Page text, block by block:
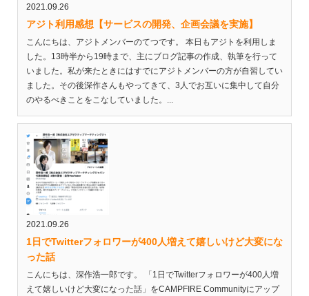
2021.09.26
アジト利用感想【サービスの開発、企画会議を実施】
こんにちは、アジトメンバーのてつです。 本日もアジトを利用しま
した。13時半から19時まで、主にブログ記事の作成、執筆を行って
いました。私が来たときにはすでにアジトメンバーの方が自習してい
ました。その後深作さんもやってきて、3人でお互いに集中して自分
のやるべきことをこなしていました。...
2021.09.26
1日でTwitterフォロワーが400人増えて嬉しいけど大変にな
った話
こんにちは、深作浩一郎です。 「1日でTwitterフォロワーが400人増
えて嬉しいけど大変になった話」をCAMPFIRE Communityにアップ